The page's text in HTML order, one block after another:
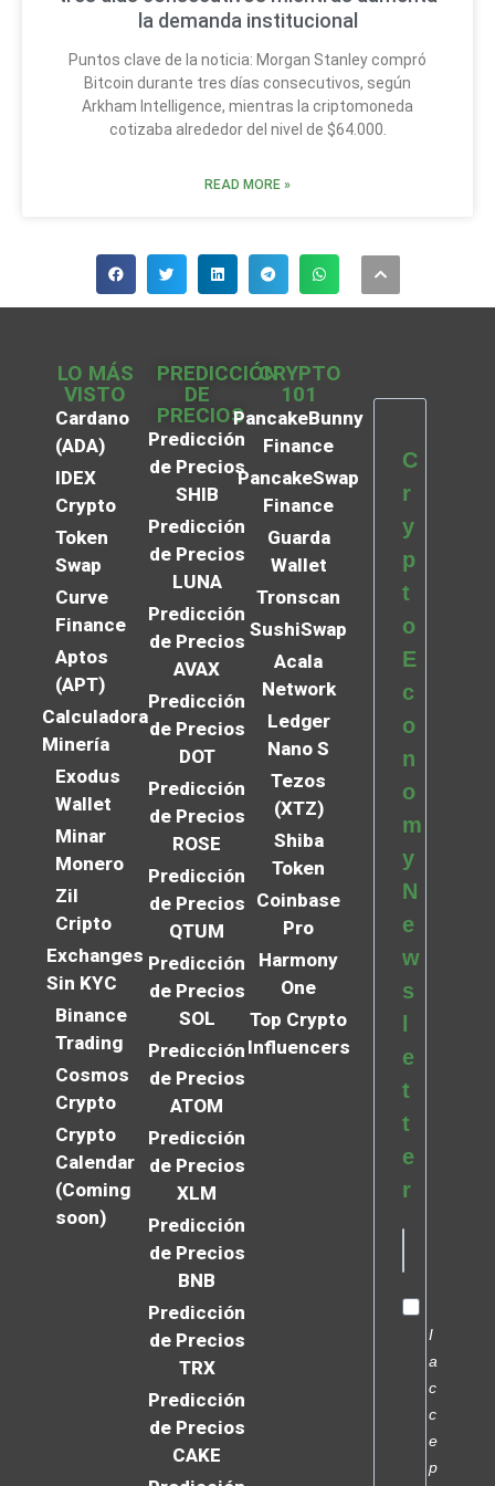
la demanda institucional
Puntos clave de la noticia: Morgan Stanley compró
Bitcoin durante tres días consecutivos, según
Arkham Intelligence, mientras la criptomoneda
cotizaba alrededor del nivel de $64.000.
READ MORE »
LO MÁS
VISTO
Cardano
(ADA)
IDEX
Crypto
Token
Swap
Curve
Finance
Aptos
(APT)
Calculadora
Minería
Exodus
Wallet
Minar
Monero
Zil
Cripto
Exchanges
Sin KYC
Binance
Trading
Cosmos
Crypto
Crypto
Calendar
(Coming
soon)
PREDICCIÓN
DE
PRECIOS
Predicción
de Precios
SHIB
Predicción
de Precios
LUNA
Predicción
de Precios
AVAX
Predicción
de Precios
DOT
Predicción
de Precios
ROSE
Predicción
de Precios
QTUM
Predicción
de Precios
SOL
Predicción
de Precios
ATOM
Predicción
de Precios
XLM
Predicción
de Precios
BNB
Predicción
de Precios
TRX
Predicción
de Precios
CAKE
CRYPTO
101
PancakeBunny
Finance
PancakeSwap
Finance
Guarda
Wallet
Tronscan
SushiSwap
Acala
Network
Ledger
Nano S
Tezos
(XTZ)
Shiba
Token
Coinbase
Pro
Harmony
One
Top Crypto
Influencers
C
r
y
p
t
o
E
c
o
n
o
m
y
N
e
w
s
e
t
t
e
r
I
a
c
c
e
p